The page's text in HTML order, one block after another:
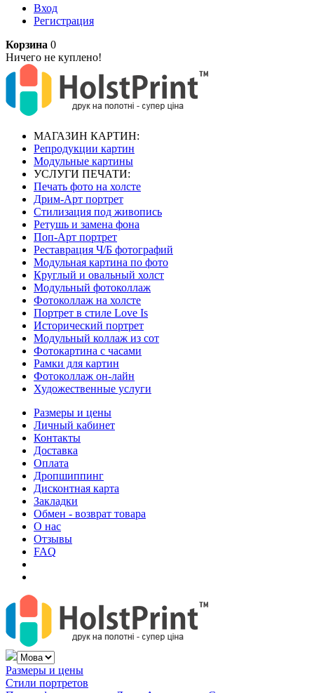
Вход
Регистрация
Корзина 0
Ничего не куплено!
МАГАЗИН КАРТИН:
Репродукции картин
Модульные картины
УСЛУГИ ПЕЧАТИ:
Печать фото на холсте
Дрим-Арт портрет
Стилизация под живопись
Ретушь и замена фона
Поп-Арт портрет
Реставрация Ч/Б фотографий
Модульная картина по фото
Круглый и овальный холст
Модульный фотоколлаж
Фотоколлаж на холсте
Портрет в стиле Love Is
Исторический портрет
Модульный коллаж из сот
Фотокартина с часами
Рамки для картин
Фотоколлаж он-лайн
Художественные услуги
Размеры и цены
Личный кабинет
Контакты
Доставка
Оплата
Дропшиппинг
Дисконтная карта
Закладки
Обмен - возврат товара
О нас
Отзывы
FAQ
Размеры и цены
Стили портретов